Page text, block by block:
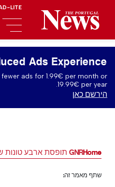
LITE
Ads Experience
ads for 1.99€ per month or
19.99€ per year.
הירשם כאן
HomeGNR תופסת ארבע טונות של חשיש באלגרבה
שתף מאמר זה: